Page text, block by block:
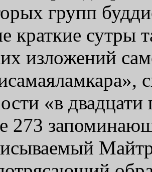
групп
краткие сутры
изложений
«в двадцати
273